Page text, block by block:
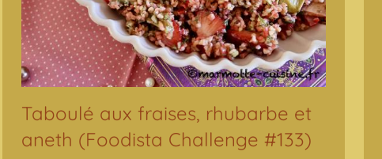
Taboulé aux fraises, rhubarbe et
aneth (Foodista Challenge #133)